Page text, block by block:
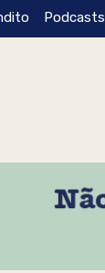
Podcasts